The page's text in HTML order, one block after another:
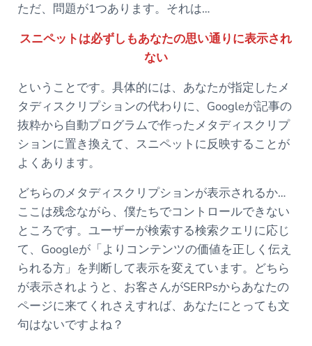
ただ、問題が1つあります。それは…
スニペットは必ずしもあなたの思い通りに表示され
ない
ということです。具体的には、あなたが指定したメ
タディスクリプションの代わりに、Googleが記事の
抜粋から自動プログラムで作ったメタディスクリプ
ションに置き換えて、スニペットに反映することが
よくあります。
どちらのメタディスクリプションが表示されるか…
ここは残念ながら、僕たちでコントロールできない
ところです。ユーザーが検索する検索クエリに応じ
て、Googleが「よりコンテンツの価値を正しく伝え
られる方」を判断して表示を変えています。どちら
が表示されようと、お客さんがSERPsからあなたの
ページに来てくれさえすれば、あなたにとっても文
句はないですよね？